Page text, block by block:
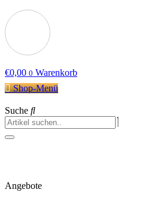
€0,00 0 Warenkorb
Shop-Menü
Suche
Angebote